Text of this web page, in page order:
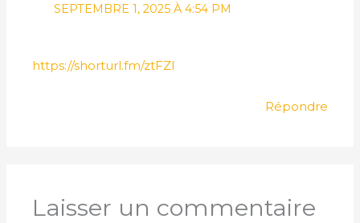
SEPTEMBRE 1, 2025 À 4:54 PM
https://shorturl.fm/ztFZI
Répondre
Laisser un commentaire